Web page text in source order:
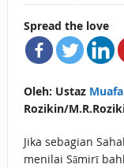
Spread the love
Oleh: Ustaz Muafa
Rozikin/
Jika sebagian
menilai Sāmirī